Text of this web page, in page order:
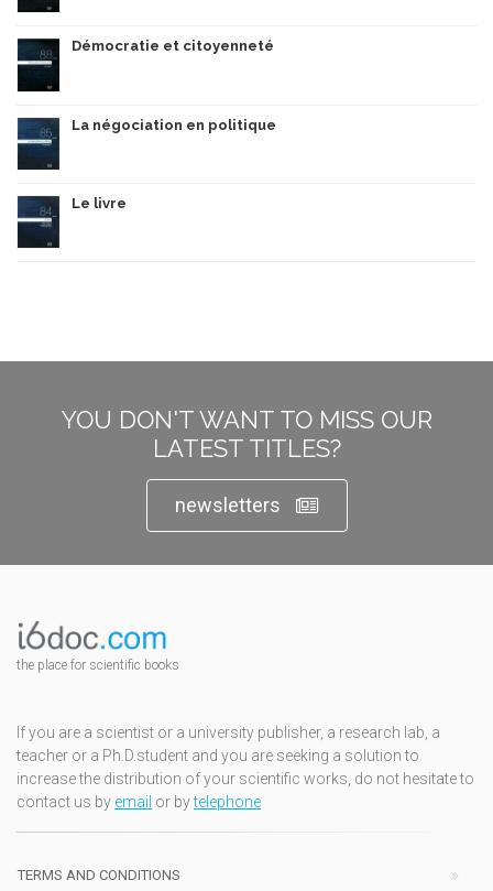
Démocratie et citoyenneté
La négociation en politique
Le livre
YOU DON'T WANT TO MISS OUR
LATEST TITLES?
newsletters
the place for scientific books
If you are a scientist or a university publisher, a research lab, a
teacher or a Ph.D.student and you are seeking a solution to
increase the distribution of your scientific works, do not hesitate to
contact us by email or bytelephone
TERMS AND CONDITIONS